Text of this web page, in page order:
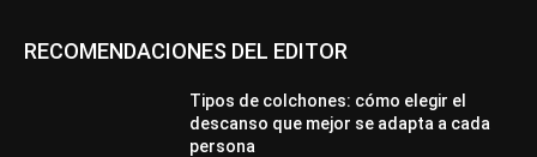
RECOMENDACIONES DEL EDITOR
Tipos de colchones: cómo elegir el
descanso que mejor se adapta a cada
persona